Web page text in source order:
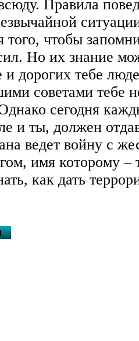
Правила
того, чтобы
Но их знание
и дорогих тебе
советами тебе
сегодня
и ты, должен
ведет войну с
имя которому –
как дать